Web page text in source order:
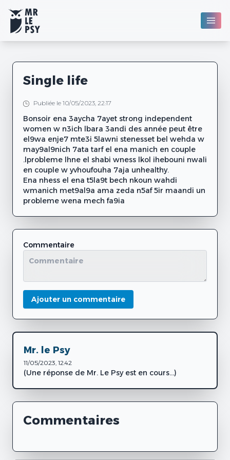
Single life
Publiée le 10/05/2023, 22:17
Bonsoir ena 3aycha 7ayet strong independent
women w n3ich lbara 3andi des année peut être
el9wa enje7 mte3i 5lawni stenesset bel wehda w
may9al9nich 7ata tarf el ena manich en couple
.lprobleme lhne el shabi wness lkol ihebouni nwali
en couple w yvhoufouha 7aja unhealthy.
Ena nhess el ena t5la9t bech nkoun wahdi
wmanich met9al9a ama zeda n5af 5ir maandi un
probleme wena mech fa9ia
Commentaire
Ajouter un commentaire
Mr. le Psy
11/05/2023, 12:42
(Une réponse de Mr. Le Psy est en cours...)
Commentaires